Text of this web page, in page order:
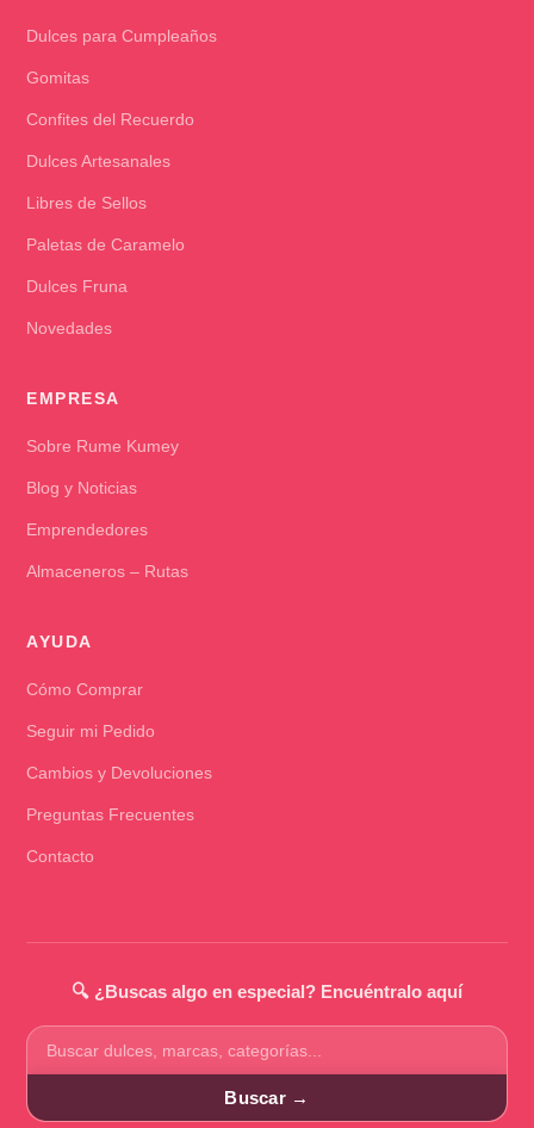
Dulces para Cumpleaños
Gomitas
Confites del Recuerdo
Dulces Artesanales
Libres de Sellos
Paletas de Caramelo
Dulces Fruna
Novedades
EMPRESA
Sobre Rume Kumey
Blog y Noticias
Emprendedores
Almaceneros – Rutas
AYUDA
Cómo Comprar
Seguir mi Pedido
Cambios y Devoluciones
Preguntas Frecuentes
Contacto
🔍 ¿Buscas algo en especial? Encuéntralo aquí
Buscar
productos
Buscar →